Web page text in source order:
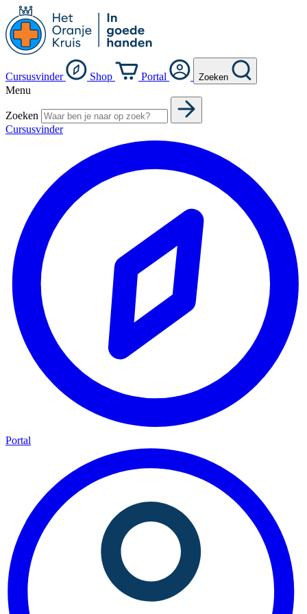
Cursusvinder Shop Portal Zoeken
Menu
Zoeken
Cursusvinder
Portal